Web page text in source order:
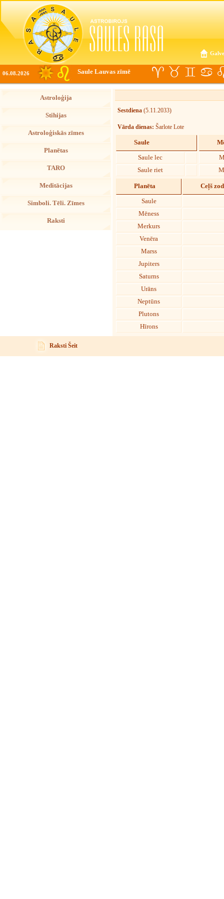
06.08.2026 Saule Lauvas zīmē
Astroloģija
Stihijas
Astroloģiskās zīmes
Planētas
TARO
Meditācijas
Simboli. Tēli. Zīmes
Raksti
Sestdiena (5.11.2033)
Vārda dienas: Šarlote Lote
Saule
Saule lec
Saule riet
Planēta Ceļš
Saule
Mēness
Merkurs
Venēra
Marss
Jupiters
Saturns
Urāns
Neptūns
Plutons
Hīrons
Raksti Šeit